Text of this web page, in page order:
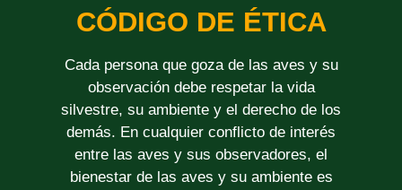
CÓDIGO DE ÉTICA
Cada persona que goza de las aves y su
observación debe respetar la vida
silvestre, su ambiente y el derecho de los
demás. En cualquier conflicto de interés
entre las aves y sus observadores, el
bienestar de las aves y su ambiente es